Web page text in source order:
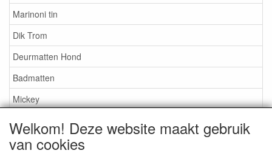
Marinoni tin
Dik Trom
Deurmatten Hond
Badmatten
Mickey
Nijntje
Snoopy
Welkom! Deze website maakt gebruik
van cookies